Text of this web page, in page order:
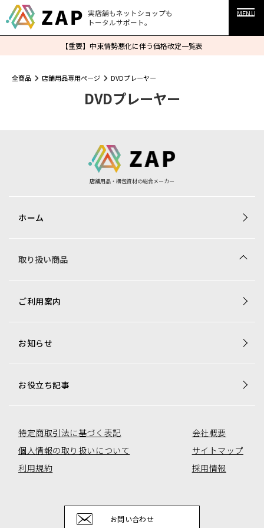
実店舗もネットショップも
トータルサポート。
MENU
【重要】中東情勢悪化に伴う価格改定一覧表
全商品 店舗用品専用ページ DVDプレーヤー
DVDプレーヤー
店舗用品・梱包資材の総合メーカー
ホーム
取り扱い商品
商品一覧
トレカ用ショーケース・消耗品
オリジナル商品一覧
ご利用案内
お知らせ
お役立ち記事
特定商取引法に基づく表記
個人情報の取り扱いについて
利用規約
会社概要
サイトマップ
採用情報
お問い合わせ